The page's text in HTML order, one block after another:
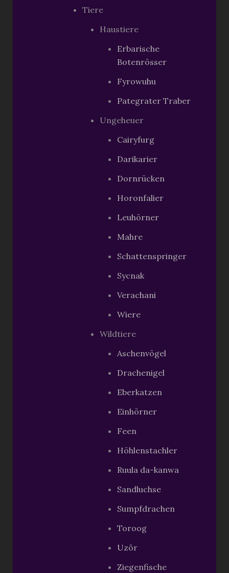
Tiere
Haustiere
Erbarische
Botenrösser
Fyrowuhu
Pategrater Traber
Ungeheuer
Cairyfurg
Darikarier
Dornrücken
Horonfalier
Leuhörner
Mahre
Schattenspringer
Sycnak
Verachani
Wiere
Wildtiere
Aschenvögel
Drachenigel
Eberkatzen
Einhörner
Feen
Höhlenstachler
Ruula da-kanwa
Sandluchse
Sumpfdrachen
Toroog
Uzôr
Ziegenfische